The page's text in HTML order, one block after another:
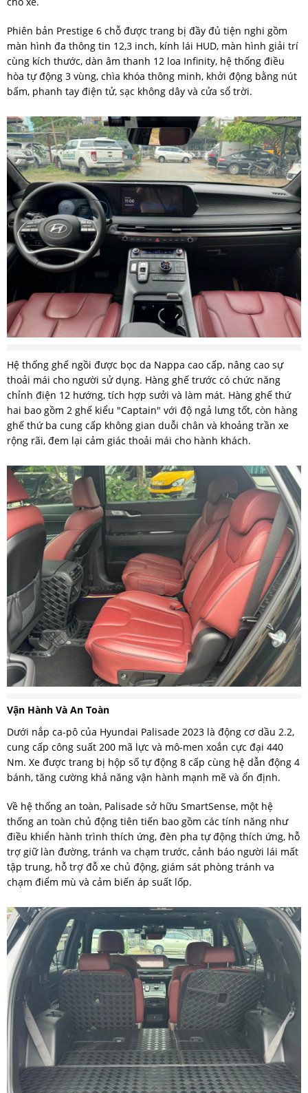
Phiên bản Prestige 6 chỗ được trang bị đầy đủ tiện nghi gồm
màn hình đa thông tin 12,3 inch, kính lái HUD, màn hình giải trí
cùng kích thước, dàn âm thanh 12 loa Infinity, hệ thống điều
hòa tự động 3 vùng, chìa khóa thông minh, khởi động bằng nút
bấm, phanh tay điện tử, sạc không dây và cửa sổ trời.
Hệ thống ghế ngồi được bọc da Nappa cao cấp, nâng cao sự
thoải mái cho người sử dụng. Hàng ghế trước có chức năng
chỉnh điện 12 hướng, tích hợp sưởi và làm mát. Hàng ghế thứ
hai bao gồm 2 ghế kiểu "Captain" với độ ngả lưng tốt, còn hàng
ghế thứ ba cung cấp không gian duỗi chân và khoảng trần xe
rộng rãi, đem lại cảm giác thoải mái cho hành khách.
Vận Hành Và An Toàn
Dưới nắp ca-pô của Hyundai Palisade 2023 là động cơ dầu 2.2,
cung cấp công suất 200 mã lực và mô-men xoắn cực đại 440
Nm. Xe được trang bị hộp số tự động 8 cấp cùng hệ dẫn động 4
bánh, tăng cường khả năng vận hành mạnh mẽ và ổn định.
Về hệ thống an toàn, Palisade sở hữu SmartSense, một hệ
thống an toàn chủ động tiên tiến bao gồm các tính năng như
điều khiển hành trình thích ứng, đèn pha tự động thích ứng, hỗ
trợ giữ làn đường, tránh va chạm trước, cảnh báo người lái mất
tập trung, hỗ trợ đỗ xe chủ động, giám sát phòng tránh va
chạm điểm mù và cảm biến áp suất lốp.